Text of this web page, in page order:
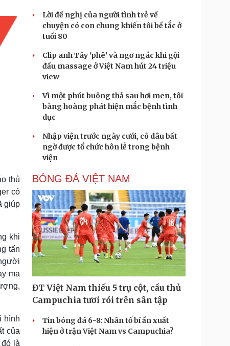
thủ
có
giúp
khi
tấn
ma
hình
của
là
Lời đề nghị của người tình trẻ về
chuyện có con chung khiến tôi bế tắc ở
tuổi 80
Clip anh Tây 'phê' và ngơ ngác khi gội
đầu massage ở Việt Nam hút 24 triệu
view
Vì một phút buông thả sau hơi men, tôi
bàng hoàng phát hiện mắc bệnh tình
dục
Nhập viện trước ngày cưới, cô dâu bất
ngờ được tổ chức hôn lễ trong bệnh
viện
BÓNG ĐÁ VIỆT NAM
ĐT Việt Nam thiếu 5 trụ cột, cầu thủ
Campuchia tươi rói trên sân tập
Tin bóng đá 6-8: Nhân tố bí ẩn xuất
hiện ở trận Việt Nam vs Campuchia?